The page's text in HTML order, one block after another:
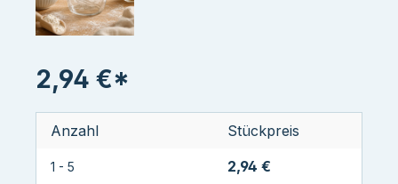
2,94 €*
Anzahl Stückpreis
1 - 5 2,94 €